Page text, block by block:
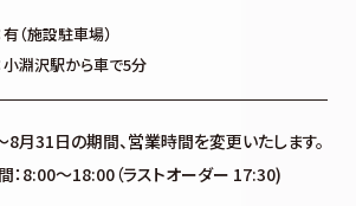
（施設駐車場）
小淵沢駅から車で5分
月31日の期間、営業時間を変更いたします。
：8:00～18:00（ラストオーダー 17:30)